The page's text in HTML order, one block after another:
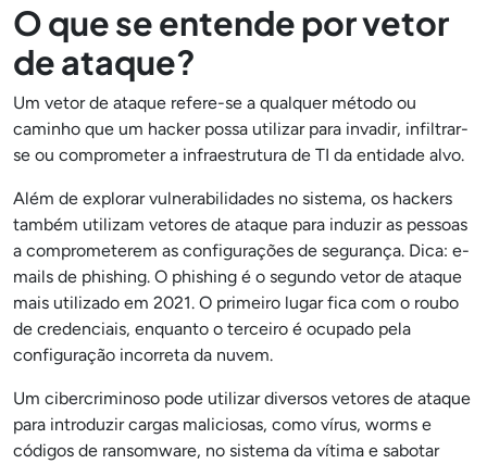
O que se entende por vetor
de ataque?
Um vetor de ataque refere-se a qualquer método ou
caminho que um hacker possa utilizar para invadir, infiltrar-
se ou comprometer a infraestrutura de TI da entidade alvo.
Além de explorar vulnerabilidades no sistema, os hackers
também utilizam vetores de ataque para induzir as pessoas
a comprometerem as configurações de segurança. Dica: e-
mails de phishing. O phishing é o segundo vetor de ataque
mais utilizado em 2021. O primeiro lugar fica com o roubo
de credenciais, enquanto o terceiro é ocupado pela
configuração incorreta da nuvem.
Um cibercriminoso pode utilizar diversos vetores de ataque
para introduzir cargas maliciosas, como vírus, worms e
códigos de ransomware, no sistema da vítima e sabotar